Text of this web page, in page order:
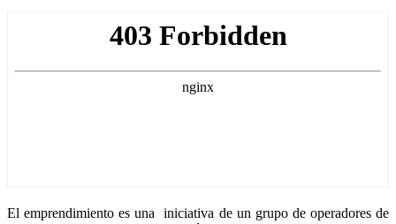
El emprendimiento es una iniciativa de un grupo de operadores de